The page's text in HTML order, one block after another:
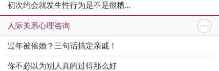
初次约会就发生性行为是不是很糟...
人际关系心理咨询
过年被催婚？三句话搞定亲戚！
你不必以为别人真的过得那么好